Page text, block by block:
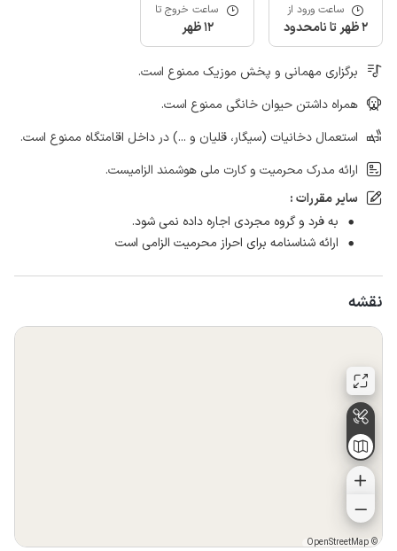
ساعت ورود از
2 ظهر تا نامحدود
ساعت خروج تا
12 ظهر
برگزاری مهمانی و پخش موزیک ممنوع است.
همراه داشتن حیوان خانگی ممنوع است.
استعمال دخانیات (سیگار، قلیان و ...) در داخل اقامتگاه ممنوع است.
ارائه مدرک محرمیت و کارت ملی هوشمند الزامیست.
سایر مقررات :
به فرد و گروه مجردی اجاره داده نمی شود.
ارائه شناسنامه برای احراز محرمیت الزامی است
نقشه
©
OpenStreetMap